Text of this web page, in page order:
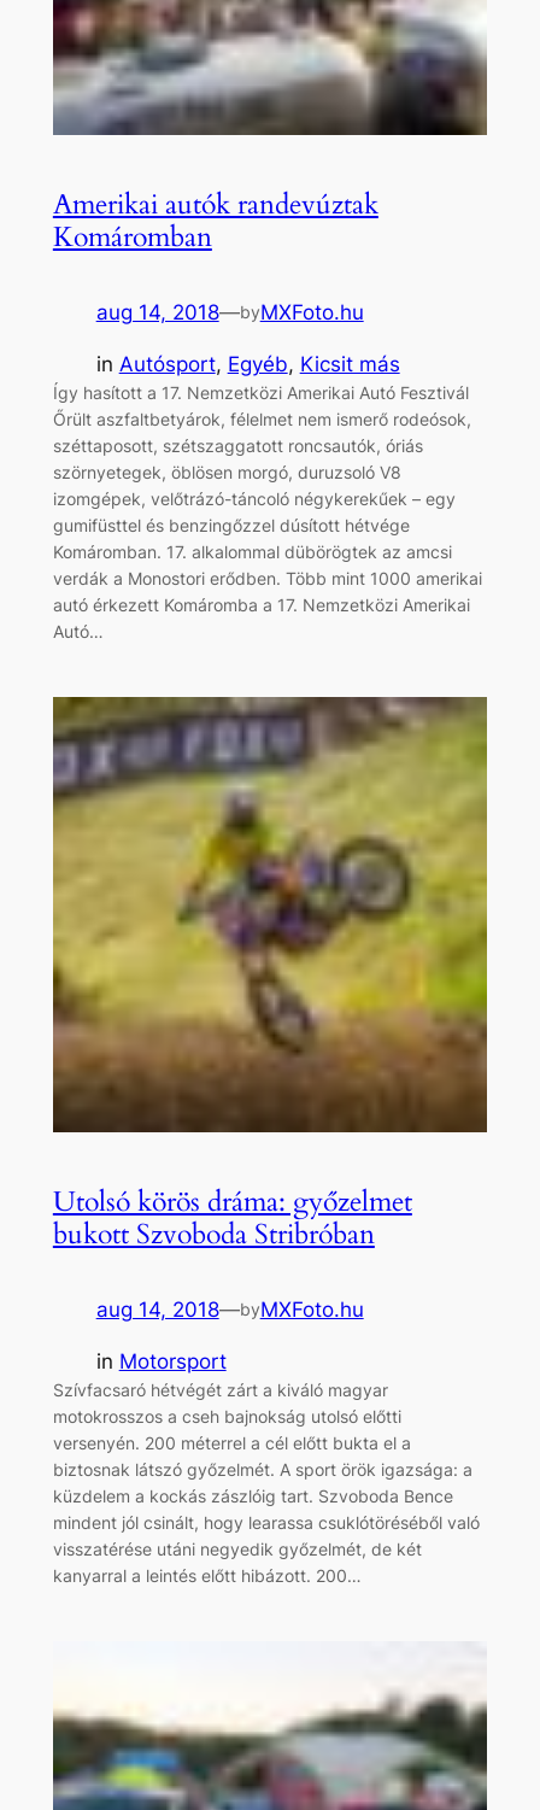
Amerikai autók randevúztak
Komáromban
aug 14, 2018—byMXFoto.hu
in Autósport, Egyéb, Kicsit más
Így hasított a 17. Nemzetközi Amerikai Autó Fesztivál
Őrült aszfaltbetyárok, félelmet nem ismerő rodeósok,
széttaposott, szétszaggatott roncsautók, óriás
szörnyetegek, öblösen morgó, duruzsoló V8
izomgépek, velőtrázó-táncoló négykerekűek – egy
gumifüsttel és benzingőzzel dúsított hétvége
Komáromban. 17. alkalommal dübörögtek az amcsi
verdák a Monostori erődben. Több mint 1000 amerikai
autó érkezett Komáromba a 17. Nemzetközi Amerikai
Autó…
Utolsó körös dráma: győzelmet
bukott Szvoboda Stribróban
aug 14, 2018—byMXFoto.hu
in Motorsport
Szívfacsaró hétvégét zárt a kiváló magyar
motokrosszos a cseh bajnokság utolsó előtti
versenyén. 200 méterrel a cél előtt bukta el a
biztosnak látszó győzelmét. A sport örök igazsága: a
küzdelem a kockás zászlóig tart. Szvoboda Bence
mindent jól csinált, hogy learassa csuklótöréséből való
visszatérése utáni negyedik győzelmét, de két
kanyarral a leintés előtt hibázott. 200…